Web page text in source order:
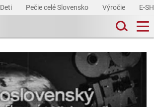
Deti Pečie celé Slovensko Výročie E-